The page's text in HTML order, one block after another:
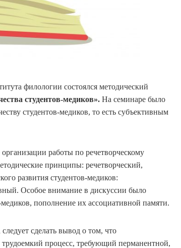
филологии состоялся методический
студентов-медиков». На семинаре было
студентов-медиков, то есть субъективным
работы по речетворческому
принципы: речетворческий,
развития студентов-медиков:
Особое внимание в дискуссии было
пополнение их ассоциативной памяти.
сделать вывод о том, что
трудоемкий процесс, требующий перманентной,